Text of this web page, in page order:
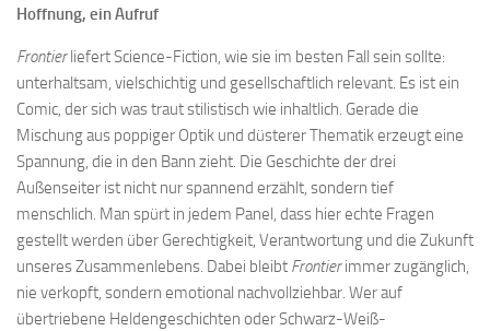
Hoffnung, ein Aufruf
Frontierliefert Science-Fiction, wie sie im besten Fall sein sollte:
unterhaltsam, vielschichtig und gesellschaftlich relevant. Es ist ein
Comic, der sich was traut stilistisch wie inhaltlich. Gerade die
Mischung aus poppiger Optik und düsterer Thematik erzeugt eine
Spannung, die in den Bann zieht. Die Geschichte der drei
Außenseiter ist nicht nur spannend erzählt, sondern tief
menschlich. Man spürt in jedem Panel, dass hier echte Fragen
gestellt werden über Gerechtigkeit, Verantwortung und die Zukunft
unseres Zusammenlebens. Dabei bleibt Frontierimmer zugänglich,
nie verkopft, sondern emotional nachvollziehbar. Wer auf
übertriebene Heldengeschichten oder Schwarz-Weiß-